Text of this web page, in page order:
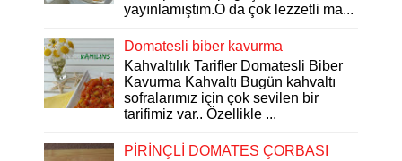
yayınlamıştım.O da çok lezzetli ma...
Domatesli biber kavurma
Kahvaltılık Tarifler Domatesli Biber
Kavurma Kahvaltı Bugün kahvaltı
sofralarımız için çok sevilen bir
tarifimiz var.. Özellikle ...
PİRİNÇLİ DOMATES ÇORBASI